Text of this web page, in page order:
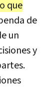
que
de
un
y